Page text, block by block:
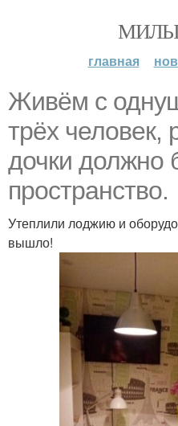
главная
Живём с
трёх человек,
дочки должно
пространство.
Утеплили лоджию и
вышло!